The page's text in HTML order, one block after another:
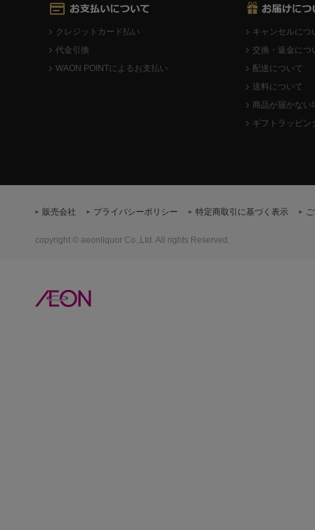
クレジットカード払い
代金引換
WAON POINTによるお支払い
キャンセルにつ
交換・返金につ
配送について
送料について
商品が届かない
ギフトラッピン
販売会社 プライバシーポリシー 特定商取引に基づく表示
copyright © aeonliquor Co.,Ltd. All rights Reserved.